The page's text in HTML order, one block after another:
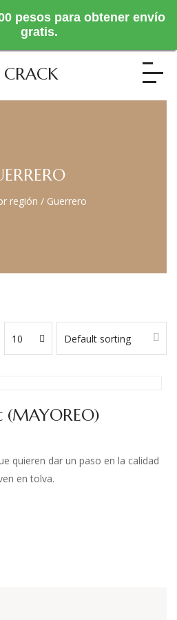
región / Guerrero
Default sorting
10
quieren dar un paso en la calidad
en tolva.
una relación precio-calidad
dos curvas de tueste
pesos para obtener envío
gratis.